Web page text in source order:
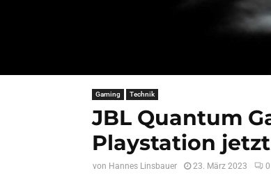
Gaming Technik
JBL Quantum
Playstation
von Hannes Linsbauer 23. März 2023 0